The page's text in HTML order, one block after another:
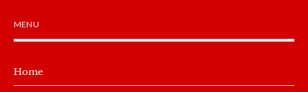
MENU
Home